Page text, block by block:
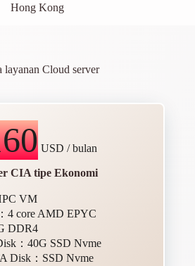
Hong Kong
layanan Cloud server
USD / bulan
CIA tipe Ekonomi
VM
4 core AMD EPYC
DDR4
：40G SSD Nvme
Disk：SSD Nvme